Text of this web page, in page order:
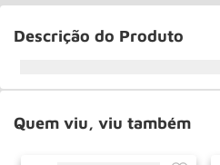
Descrição do Produto
Quem viu, viu também